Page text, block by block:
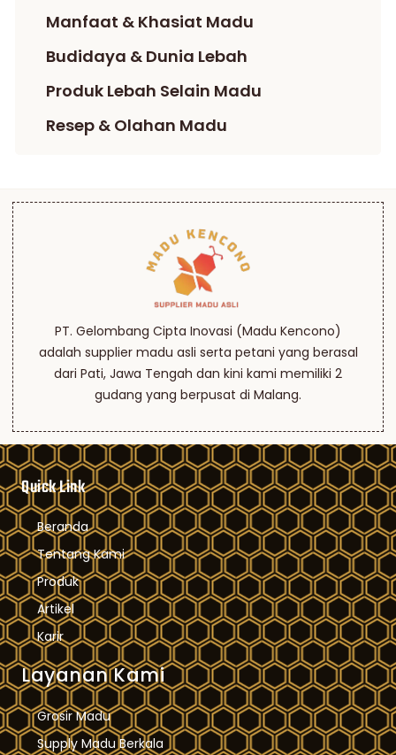
Manfaat & Khasiat Madu
Budidaya & Dunia Lebah
Produk Lebah Selain Madu
Resep & Olahan Madu
PT. Gelombang Cipta Inovasi (Madu Kencono)
adalah supplier madu asli serta petani yang berasal
dari Pati, Jawa Tengah dan kini kami memiliki 2
gudang yang berpusat di Malang.
Quick Link
Beranda
Tentang Kami
Produk
Artikel
Karir
Layanan Kami
Grosir Madu
Supply Madu Berkala